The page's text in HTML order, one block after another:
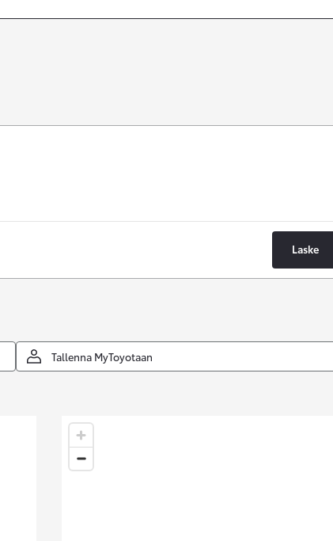
Laske
Tallenna MyToyotaan